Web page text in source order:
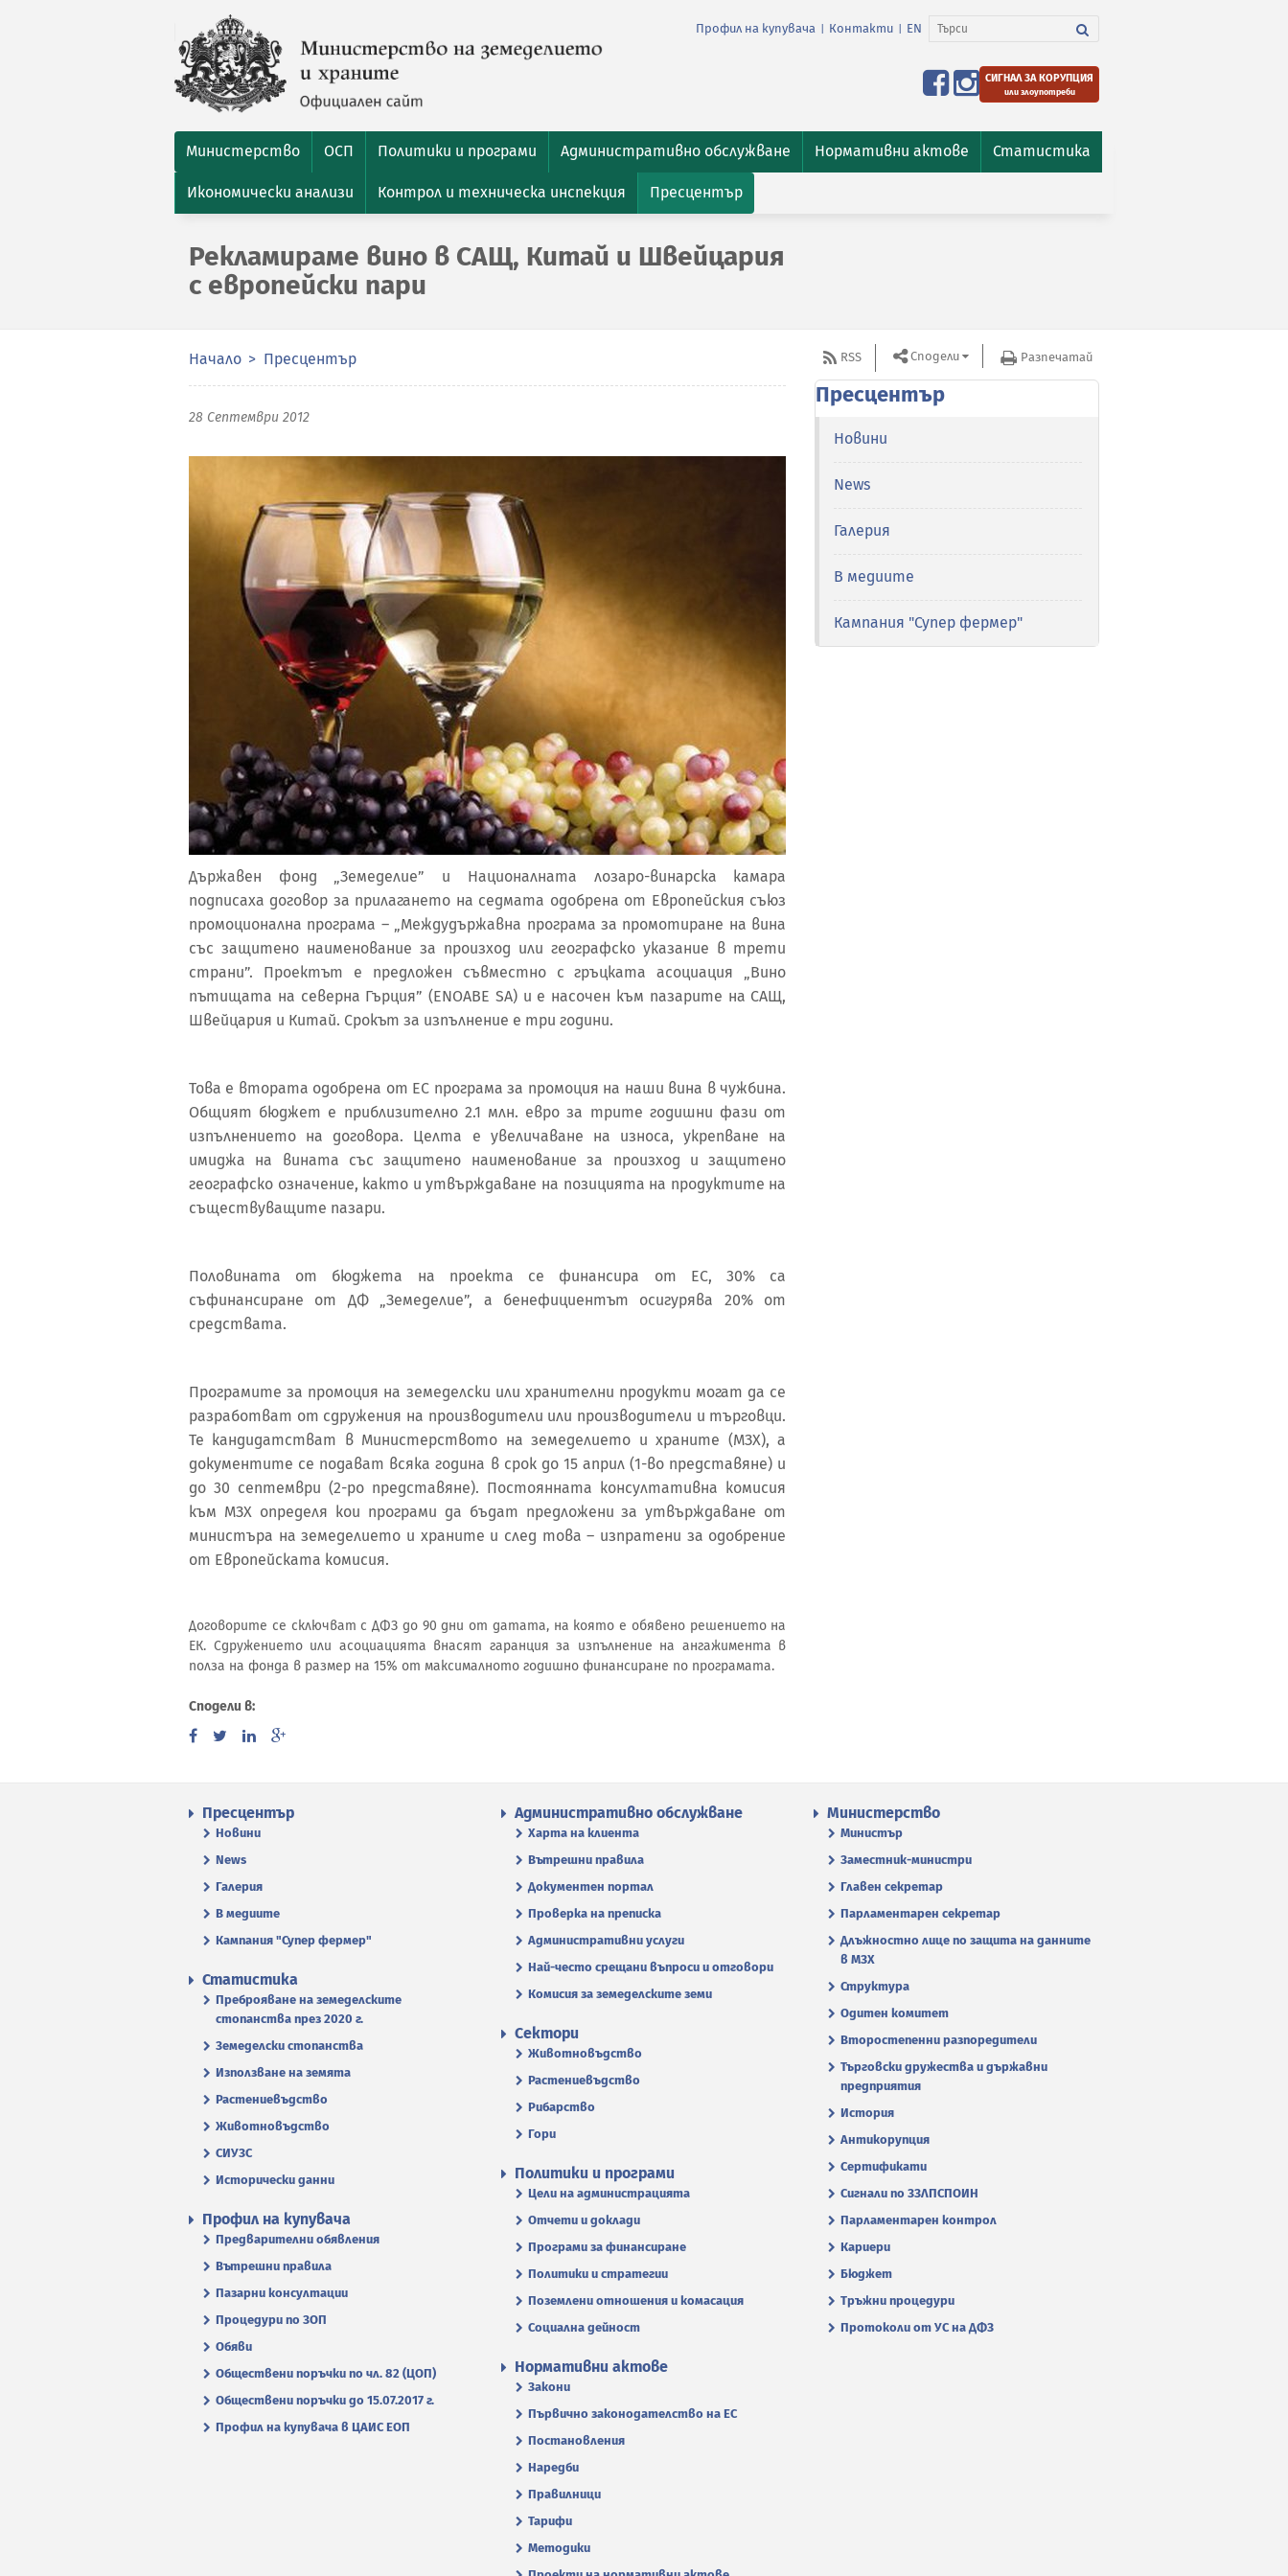
Профил на купувача Контакти EN
СИГНАЛ ЗА КОРУПЦИЯ
или злоупотреби
Министерство ОСП Политики и програми Административно обслужване Нормативни актове Статистика
Икономически анализи Контрол и техническа инспекция Пресцентър
Рекламираме вино в САЩ, Китай и Швейцария
с европейски пари
Начало Пресцентър
28 Септември 2012
Държавен фонд „Земеделие” и Националната лозаро-винарска камара
подписаха договор за прилагането на седмата одобрена от Европейския съюз
промоционална програма – „Междудържавна програма за промотиране на вина
със защитено наименование за произход или географско указание в трети
страни”. Проектът е предложен съвместно с гръцката асоциация „Вино
пътищата на северна Гърция” (ENOABE SA) и е насочен към пазарите на САЩ,
Швейцария и Китай. Срокът за изпълнение е три години.
Това е втората одобрена от ЕС програма за промоция на наши вина в чужбина.
Общият бюджет е приблизително 2.1 млн. евро за трите годишни фази от
изпълнението на договора. Целта е увеличаване на износа, укрепване на
имиджа на вината със защитено наименование за произход и защитено
географско означение, както и утвърждаване на позицията на продуктите на
съществуващите пазари.
Половината от бюджета на проекта се финансира от ЕС, 30% са
съфинансиране от ДФ „Земеделие”, а бенефициентът осигурява 20% от
средствата.
Програмите за промоция на земеделски или хранителни продукти могат да се
разработват от сдружения на производители или производители и търговци.
Те кандидатстват в Министерството на земеделието и храните (МЗХ), а
документите се подават всяка година в срок до 15 април (1-во представяне) и
до 30 септември (2-ро представяне). Постоянната консултативна комисия
към МЗХ определя кои програми да бъдат предложени за утвърждаване от
министъра на земеделието и храните и след това – изпратени за одобрение
от Европейската комисия.
Договорите се сключват с ДФЗ до 90 дни от датата, на която е обявено решението на
ЕК. Сдружението или асоциацията внасят гаранция за изпълнение на ангажимента в
полза на фонда в размер на 15% от максималното годишно финансиране по програмата.
Сподели в:
RSS Сподели Разпечатай
Пресцентър
Новини
News
Галерия
В медиите
Кампания "Супер фермер"
Пресцентър
Новини
News
Галерия
В медиите
Кампания "Супер фермер"
Административно обслужване
Харта на клиента
Вътрешни правила
Документен портал
Проверка на преписка
Административни услуги
Най-често срещани въпроси и отговори
Комисия за земеделските земи
Министерство
Министър
Заместник-министри
Главен секретар
Парламентарен секретар
Длъжностно лице по защита на данните
в МЗХ
Структура
Одитен комитет
Второстепенни разпоредители
Търговски дружества и държавни
предприятия
История
Антикорупция
Сертификати
Сигнали по ЗЗЛПСПОИН
Парламентарен контрол
Кариери
Бюджет
Тръжни процедури
Протоколи от УС на ДФЗ
Статистика
Преброяване на земеделските
стопанства през 2020 г.
Земеделски стопанства
Използване на земята
Растениевъдство
Животновъдство
СИУЗС
Исторически данни
Сектори
Животновъдство
Растениевъдство
Рибарство
Гори
Политики и програми
Цели на администрацията
Отчети и доклади
Програми за финансиране
Политики и стратегии
Поземлени отношения и комасация
Социална дейност
Профил на купувача
Предварителни обявления
Вътрешни правила
Пазарни консултации
Процедури по ЗОП
Обяви
Обществени поръчки по чл. 82 (ЦОП)
Обществени поръчки до 15.07.2017 г.
Профил на купувача в ЦАИС ЕОП
Нормативни актове
Закони
Първично законодателство на ЕС
Постановления
Наредби
Правилници
Тарифи
Методики